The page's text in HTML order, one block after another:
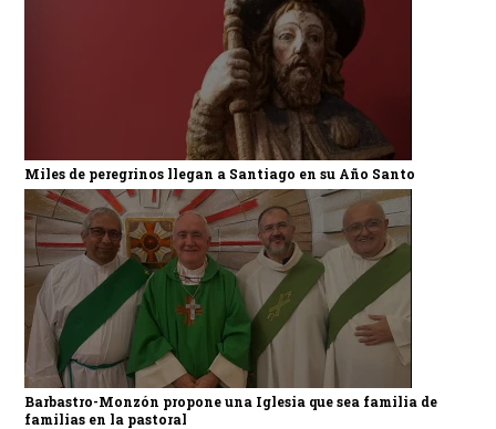
Miles de peregrinos llegan a Santiago en su Año Santo
Barbastro-Monzón propone una Iglesia que sea familia de
familias en la pastoral